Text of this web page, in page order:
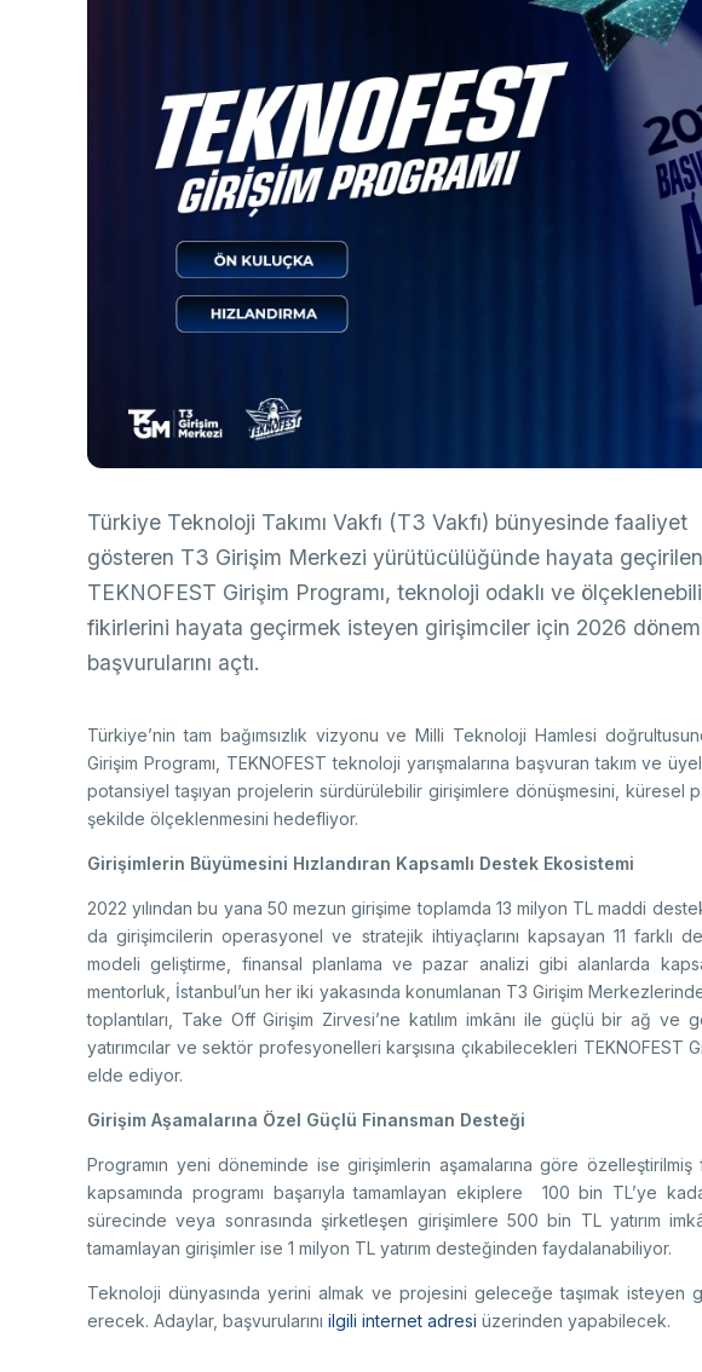
Sayılarla TÜBİTAK
Hizmet Envanterleri
Kurumsal Kimlik
Geçmiş Yıllarda Ödül
Çok Taraflı Programlar
AB Çerçeve Programları
Bursa Test ve Analiz
Ulusal Akademik Ağ ve
KVKK Aydınlatma metni
Türkiye Teknoloji Takımı Vakfı (T3 Vakfı) bünyesinde faaliyet
gösteren T3 Girişim Merkezi yürütücülüğünde hayata geçirilen
TEKNOFEST Girişim Programı, teknoloji odaklı ve
fikirlerini hayata geçirmek isteyen girişimciler için 2026
başvurularını açtı.
Türkiye’nin tam bağımsızlık vizyonu ve Milli Teknoloji Hamlesi
Girişim Programı, TEKNOFEST teknoloji yarışmalarına başvuran takım ve
potansiyel taşıyan projelerin sürdürülebilir girişimlere dönüşmesini, küresel
şekilde ölçeklenmesini hedefliyor.
Girişimlerin Büyümesini Hızlandıran Kapsamlı Destek Ekosistemi
2022 yılından bu yana 50 mezun girişime toplamda 13 milyon TL maddi
da girişimcilerin operasyonel ve stratejik ihtiyaçlarını kapsayan 11 farklı
modeli geliştirme, finansal planlama ve pazar analizi gibi alanlarda
mentorluk, İstanbul’un her iki yakasında konumlanan T3 Girişim
toplantıları, Take Off Girişim Zirvesi’ne katılım imkânı ile güçlü bir ağ ve
yatırımcılar ve sektör profesyonelleri karşısına çıkabilecekleri TEKNOFEST
elde ediyor.
Girişim Aşamalarına Özel Güçlü Finansman Desteği
Programın yeni döneminde ise girişimlerin aşamalarına göre
kapsamında programı başarıyla tamamlayan ekiplere 100 bin TL’ye
sürecinde veya sonrasında şirketleşen girişimlere 500 bin TL yatırım
tamamlayan girişimler ise 1 milyon TL yatırım desteğinden faydalanabiliyor.
Teknoloji dünyasında yerini almak ve projesini geleceğe taşımak isteyen
erecek. Adaylar, başvurularını ilgili internet adresi üzerinden yapabilecek.